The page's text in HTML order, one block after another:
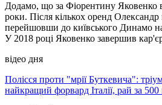
Додамо, що за Фіорентину Яковенко
роки. Після кількох оренд
перейшовши до київського Динамо
У 2018 році Яковенко завершив
відео дня
Полісся проти "мрії Буткевича":
найкращий форвард Італії, рай за